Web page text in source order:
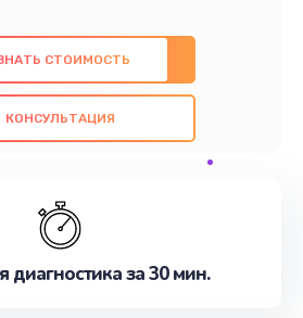
и качественный ремонт с
оригинальных компонентов, а
качество всех
Наша цель - предоставить
Не медлите записаться на
СТОИМОСТЬ
КОНСУЛЬТАЦИЯ
диагностика за 30 мин.